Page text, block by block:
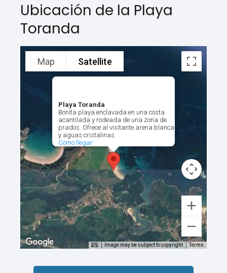
Ubicación de la Playa
Toranda
Playa Toranda
Bonita playa enclavada en una costa
acantilada y rodeada de una zona de
prados. Ofrece al visitante arena blanca
y aguas cristalinas
Cómo llegar
Map Satellite
Image may be subject to copyright Terms